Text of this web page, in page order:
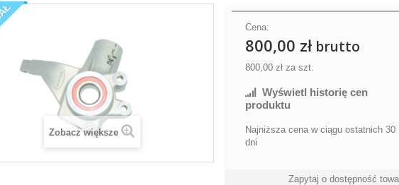
Zobacz większe
Cena:
800,00 złbrutto
800,00 zł za szt.
Wyświetl historię cen
produktu
Najniższa cena w ciągu ostatnich 30
dni
Zapytaj o dostępność